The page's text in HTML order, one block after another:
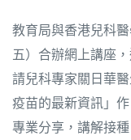
教育局與香港兒科
五）合辦網上講座
請兒科專家關日華
疫苗的最新資訊」作
專業分享，講解接